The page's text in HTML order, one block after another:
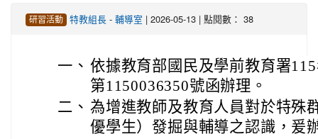
研習活動 特教組長- 輔導室 | 2026-05-13 | 點閱數： 38
一、 依據教育部國民及學前教育署
第1150036350號函辦理。
二、 為增進教師及教育人員對於特殊
優學生）發掘與輔導之認識，爰